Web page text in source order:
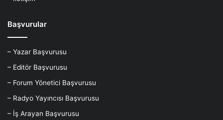
Başvurular
– Yazar Başvurusu
– Editör Başvurusu
– Forum Yönetici Başvurusu
– Radyo Yayıncısı Başvurusu
– İş Arayan Başvurusu